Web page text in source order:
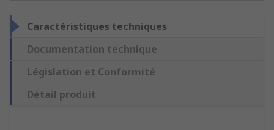
Caractéristiques techniques
Documentation technique
Législation et Conformité
Détail produit